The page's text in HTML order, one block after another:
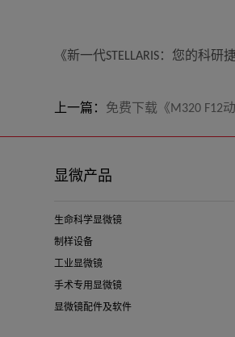
《新一代STELLARIS：您的科研
上一篇： 免费下载《M320 F12
显微产品
生命科学显微镜
制样设备
工业显微镜
手术专用显微镜
显微镜配件及软件